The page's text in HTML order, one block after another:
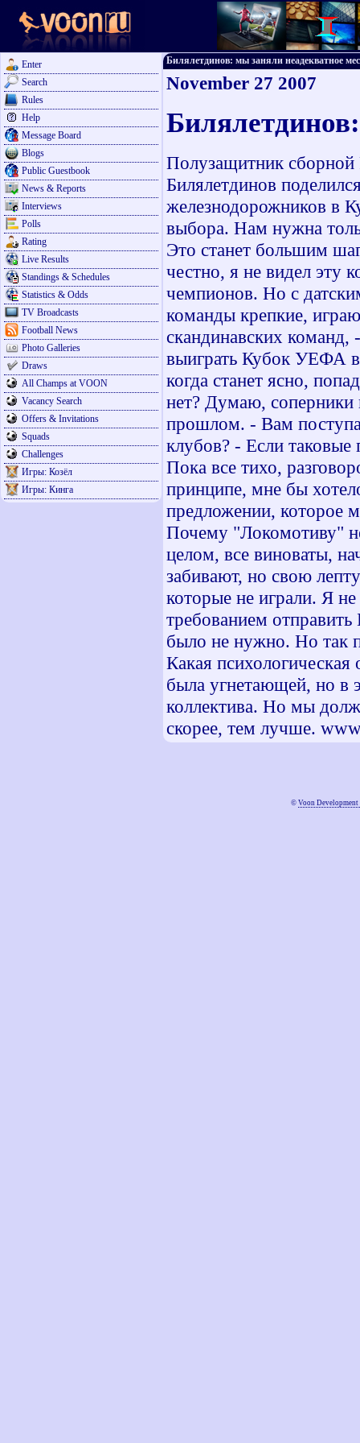
Enter
Search
Rules
Help
Message Board
Blogs
Public Guestbook
News & Reports
Interviews
Polls
Rating
Live Results
Standings & Schedules
Statistics & Odds
TV Broadcasts
Football News
Photo Galleries
Draws
All Champs at VOON
Vacancy Search
Offers & Invitations
Squads
Challenges
Игры: Козёл
Игры: Кинга
Билялетдинов: мы заняли неадекватное
November 27 2007
Полузащитник
Билялетдинов
железнодорожников в
выбора. Нам нужна
Это станет большим
честно, я не видел эту
чемпионов. Но с
команды крепкие,
скандинавских
выиграть Кубок УЕФА
когда станет ясно,
нет? Думаю, соперники
прошлом. - Вам
клубов? - Если таковые
Пока все тихо,
принципе, мне бы
предложении, которое
Почему "Локомотиву"
целом, все виноваты,
забивают, но свою
которые не играли. Я
требованием
было не нужно. Но так
Какая
была угнетающей, но в
коллектива. Но мы
скорее, тем лучше.
© Voon Development